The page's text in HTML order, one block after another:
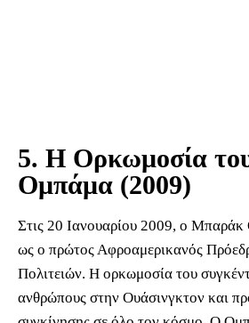
5. Η Ορκωμοσία
Ομπάμα (2009)
Στις 20 Ιανουαρίου 2009, ο
ως ο πρώτος Αφροαμερικανός
Πολιτειών. Η ορκωμοσία του
ανθρώπους στην Ουάσινγκτον και